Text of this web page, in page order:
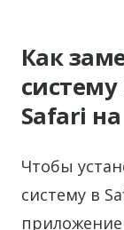
Как
Safari
Чтобы
систему в